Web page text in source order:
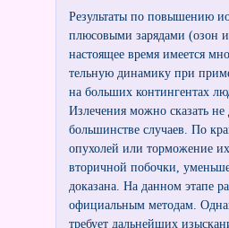
Результаты по повышению
плюсовыми зарядами (озон
настоящее время имеется
тельную динамику при
на больших контингентах
Излечения можно сказать
большинстве случаев. По
опухолей или торможение
вторичной побочки,
доказана. На данном этапе
официальным методам.
требует дальнейших